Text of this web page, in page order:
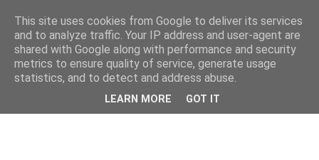
This site uses cookies from Google to deliver its services
and to analyze traffic. Your IP address and user-agent are
shared with Google along with performance and security
metrics to ensure quality of service, generate usage
statistics, and to detect and address abuse.
LEARN MORE GOT IT